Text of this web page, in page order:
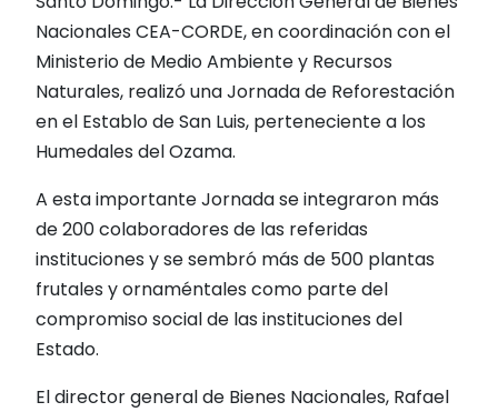
Nacionales CEA-CORDE, en coordinación con el
Ministerio de Medio Ambiente y Recursos
Naturales, realizó una Jornada de Reforestación
en el Establo de San Luis, perteneciente a los
Humedales del Ozama.
A esta importante Jornada se integraron más
de 200 colaboradores de las referidas
instituciones y se sembró más de 500 plantas
frutales y ornaméntales como parte del
compromiso social de las instituciones del
Estado.
El director general de Bienes Nacionales, Rafael